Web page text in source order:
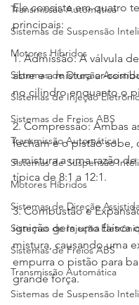
Transmissão Automática
Sistemas de Suspensão
Motores Híbridos
Sistemas de Direção
Sistemas de Injeção
Sistemas de Freios ABS
Transmissão Automática
Sistemas de Suspensão
Motores Híbridos
Sistemas de Direção
Sistemas de Injeção
Sistemas de Freios ABS
Transmissão Automática
Sistemas de Suspensão
Ele consiste em quatro
principais:
1. Admissão: A válvula
abre e a mistura ar-
no cilindro enquanto o
2. Compressão: Ambas
fecham e o pistão sobe,
a mistura a uma razão
típica de 8:1 a 12:1.
3. Combustão e
ignição gera uma faísca
mistura, causando uma
empurra o pistão para
grande força.